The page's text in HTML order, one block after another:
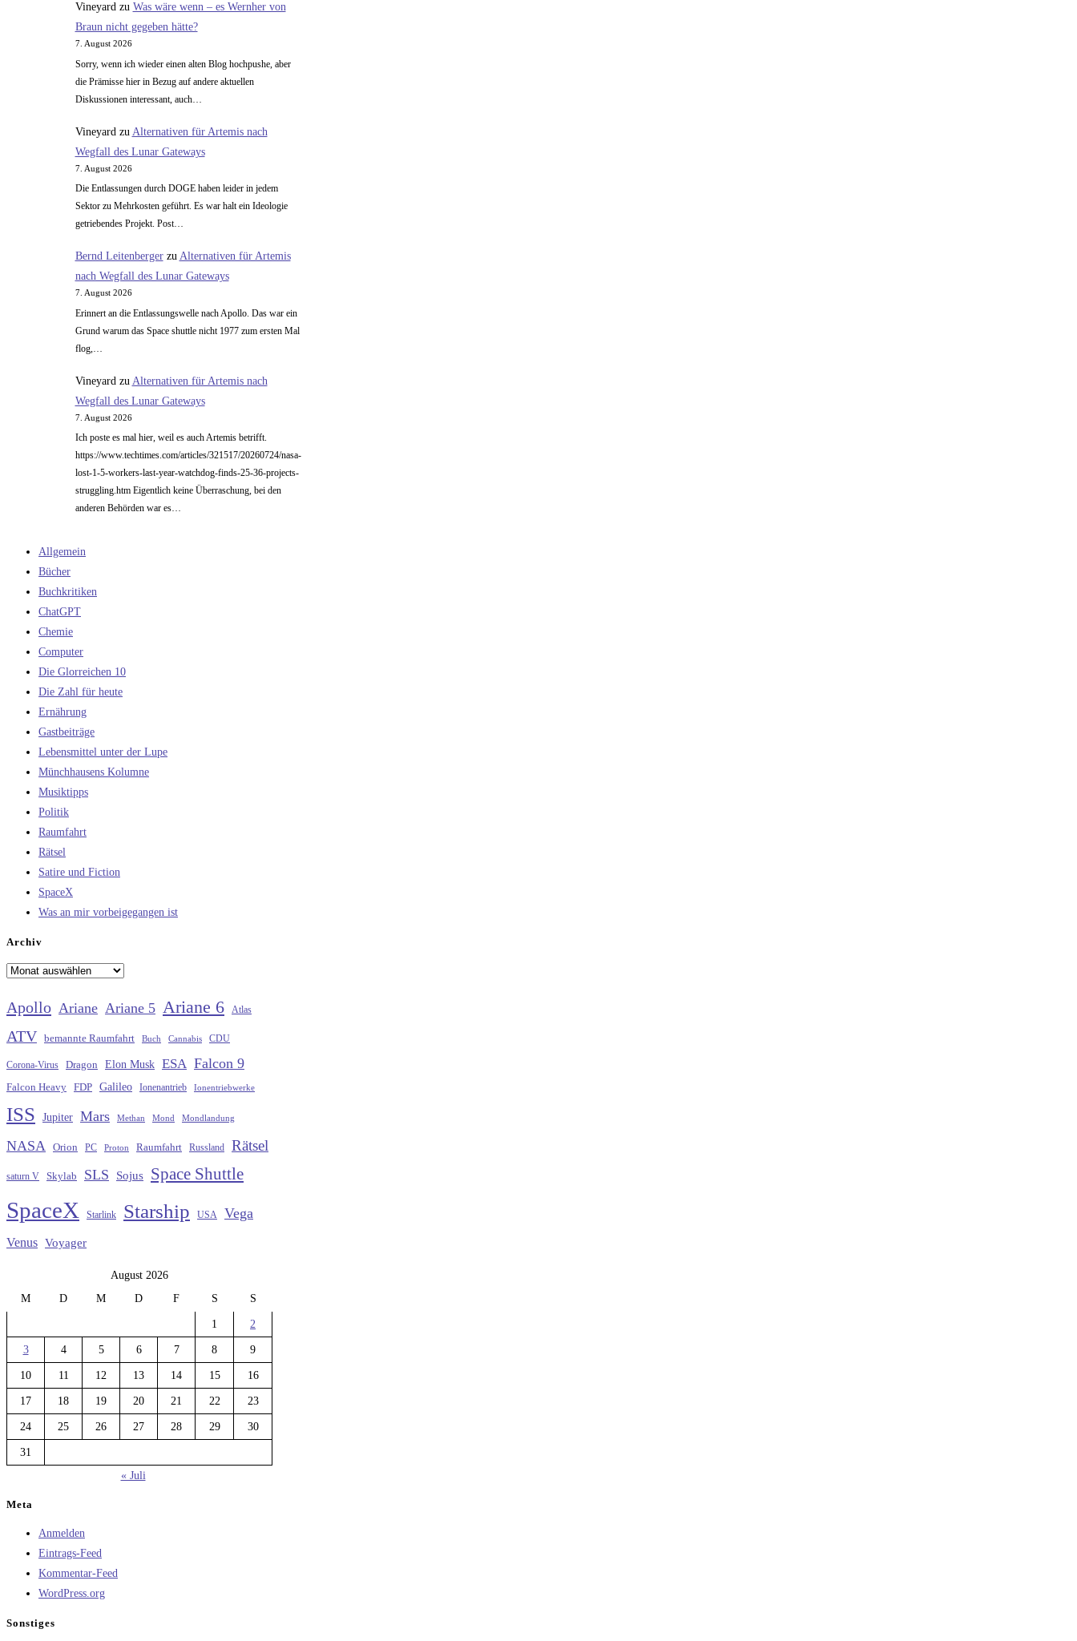
Vineyardzu Was wäre wenn – es Wernher von
Braun nicht gegeben hätte?
7. August 2026
Sorry, wenn ich wieder einen alten Blog hochpushe, aber
die Prämisse hier in Bezug auf andere aktuellen
Diskussionen interessant, auch…
Vineyard zu Alternativen für Artemis nach
Wegfall des Lunar Gateways
7. August 2026
Die Entlassungen durch DOGE haben leider in jedem
Sektor zu Mehrkosten geführt. Es war halt ein Ideologie
getriebendes Projekt. Post…
Bernd Leitenbergerzu Alternativen für Artemis
nach Wegfall des Lunar Gateways
7. August 2026
Erinnert an die Entlassungswelle nach Apollo. Das war ein
Grund warum das Space shuttle nicht 1977 zum ersten Mal
flog,…
Vineyard zu Alternativen für Artemis nach
Wegfall des Lunar Gateways
7. August 2026
Ich poste es mal hier, weil es auch Artemis betrifft.
https://www.techtimes.com/articles/321517/20260724/nasa-
lost-1-5-workers-last-year-watchdog-finds-25-36-projects-
struggling.htm Eigentlich keine Überraschung, bei den
anderen Behörden war es…
Allgemein
Bücher
Buchkritiken
ChatGPT
Chemie
Computer
Die Glorreichen 10
Die Zahl für heute
Ernährung
Gastbeiträge
Lebensmittel unter der Lupe
Münchhausens Kolumne
Musiktipps
Politik
Raumfahrt
Rätsel
Satire und Fiction
SpaceX
Was an mir vorbeigegangen ist
Archiv
Archiv
Apollo Ariane Ariane 5 Ariane 6 Atlas
ATV bemannte Raumfahrt Buch Cannabis CDU
Corona-Virus Dragon Elon Musk ESA Falcon 9
Falcon Heavy FDP Galileo Ionenantrieb Ionentriebwerke
ISS Jupiter Mars Methan Mond Mondlandung
NASA Orion PC Proton Raumfahrt Russland Rätsel
saturn V Skylab SLS Sojus Space Shuttle
SpaceX Starlink Starship USA Vega
Venus Voyager
August 2026
M
D M D F S S
1 2
3 4 5 6 7 8 9
10 11 12 13 14 15 16
17 18 19 20 21 22 23
24 25 26 27 28 29 30
31
« Juli
Meta
Anmelden
Eintrags-Feed
Kommentar-Feed
WordPress.org
Sonstiges